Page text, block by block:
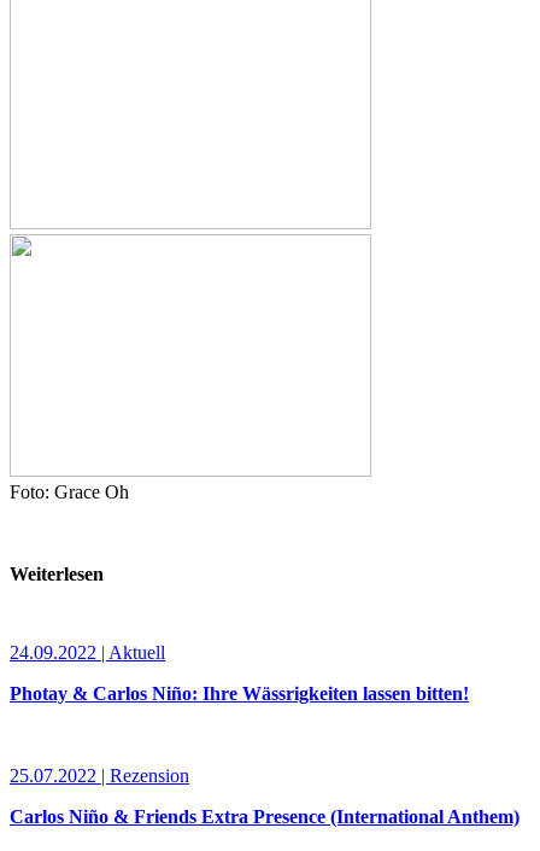
Foto: Grace Oh
Weiterlesen
24.09.2022 | Aktuell
Photay & Carlos Niño: Ihre Wässrigkeiten lassen bitten!
25.07.2022 | Rezension
Carlos Niño & Friends Extra Presence (International Anthem)